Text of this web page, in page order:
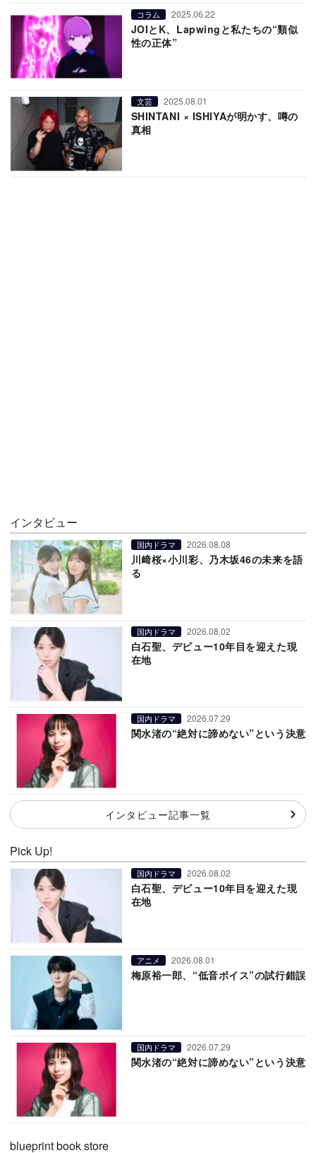
コラム 2025.06.22
JOIとK、Lapwingと私たちの“類似
性の正体”
文芸 2025.08.01
SHINTANI × ISHIYAが明かす、噂の
真相
インタビュー
国内ドラマ 2026.08.08
川﨑桜×小川彩、乃木坂46の未来を語
る
国内ドラマ 2026.08.02
白石聖、デビュー10年目を迎えた現
在地
国内ドラマ 2026.07.29
関水渚の“絶対に諦めない”という決意
インタビュー記事一覧
Pick Up!
国内ドラマ 2026.08.02
白石聖、デビュー10年目を迎えた現
在地
アニメ 2026.08.01
梅原裕一郎、“低音ボイス”の試行錯誤
国内ドラマ 2026.07.29
関水渚の“絶対に諦めない”という決意
blueprint book store